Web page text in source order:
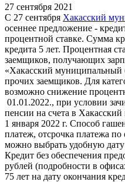
27 сентября 2021
С 27 сентября Хакасский
осеннее предложение -
процентной ставке. Сумма
кредита 5 лет. Процентная
заемщиков, получающих
«Хакасский муниципальный
прочих заемщиков. Для
возможно снижение
01.01.2022., при условии
пенсии на счета в
1 января 2022 г. Способ
платеж, отсрочка платежа
можно выбрать удобную
Кредит без обеспечения
рублей (подробности в
75 лет на дату окончания